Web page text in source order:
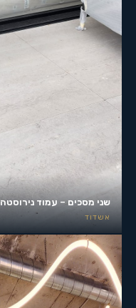
שני מסכים – עמוד נירוסטה
אשדוד